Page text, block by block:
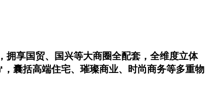
享国贸、国兴等大商圈全配套，全维度立体
囊括高端住宅、璀璨商业、时尚商务等多重物